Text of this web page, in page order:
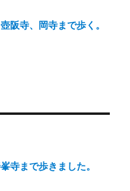
阪寺、岡寺まで歩く。
寺まで歩きました。